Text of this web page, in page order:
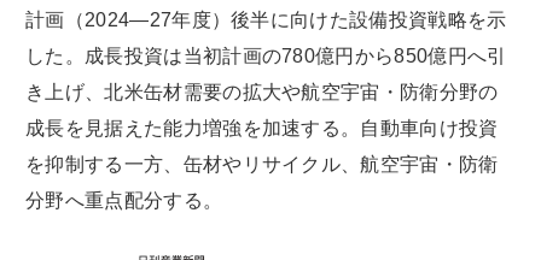
計画（2024―27年度）後半に向けた設備投資戦略を示
した。成長投資は当初計画の780億円から850億円へ引
き上げ、北米缶材需要の拡大や航空宇宙・防衛分野の
成長を見据えた能力増強を加速する。自動車向け投資
を抑制する一方、缶材やリサイクル、航空宇宙・防衛
分野へ重点配分する。